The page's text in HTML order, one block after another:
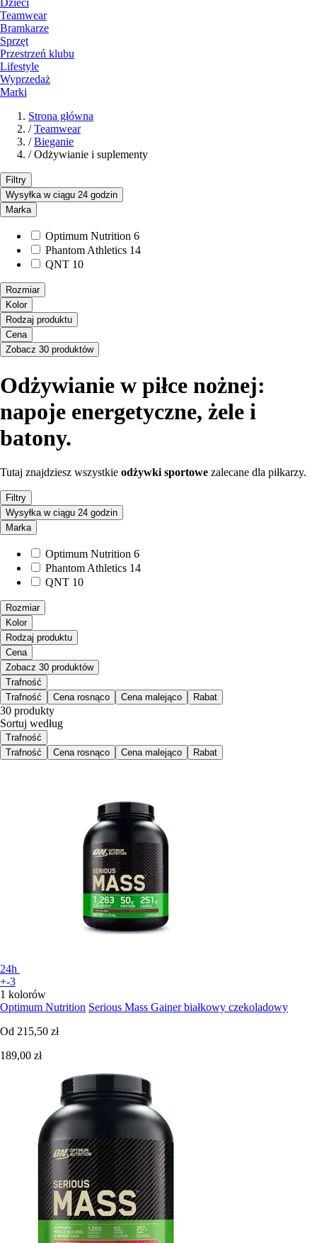
Dzieci
Teamwear
Bramkarze
Sprzęt
Przestrzeń klubu
Lifestyle
Wyprzedaż
Marki
Strona główna
/ Teamwear
/ Bieganie
/ Odżywianie i suplementy
Filtry
Wysyłka w ciągu 24 godzin
Marka
Optimum Nutrition 6
Phantom Athletics 14
QNT 10
Rozmiar
Kolor
Rodzaj produktu
Cena
Zobacz 30 produktów
Odżywianie w piłce nożnej:
napoje energetyczne, żele i
batony.
Tutaj znajdziesz wszystkie odżywki sportowe zalecane dla piłkarzy.
Filtry
Wysyłka w ciągu 24 godzin
Marka
Optimum Nutrition 6
Phantom Athletics 14
QNT 10
Rozmiar
Kolor
Rodzaj produktu
Cena
Zobacz 30 produktów
Trafność
Trafność
Cena rosnąco Cena malejąco Rabat
30 produkty
Sortuj według
Trafność
Trafność
Cena rosnąco Cena malejąco Rabat
24h
+-3
1 kolorów
Optimum Nutrition Serious Mass Gainer białkowy czekoladowy
Od 215,50 zł
189,00 zł